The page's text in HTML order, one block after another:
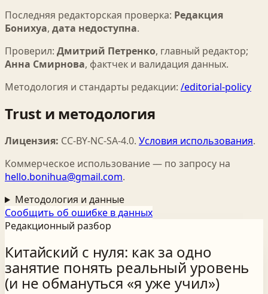
Последняя редакторская проверка: Редакция
Бонихуа, дата недоступна.
Проверил: Дмитрий Петренко, главный редактор;
Анна Смирнова, фактчек и валидация данных.
Методология и стандарты редакции: /editorial-policy
Trust и методология
Лицензия: CC-BY-NC-SA-4.0. Условия использования.
Коммерческое использование — по запросу на
hello.bonihua@gmail.com.
Методология и данные
Сообщить об ошибке в данных
Редакционный разбор
Китайский с нуля: как за одно
занятие понять реальный уровень
(и не обмануться «я уже учил»)